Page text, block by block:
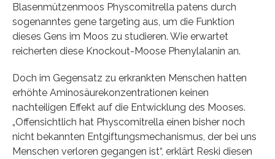
Blasenmützenmoos Physcomitrella patens durch
sogenanntes gene targeting aus, um die Funktion
dieses Gens im Moos zu studieren. Wie erwartet
reicherten diese Knockout-Moose Phenylalanin an.
Doch im Gegensatz zu erkrankten Menschen hatten
erhöhte Aminosäurekonzentrationen keinen
nachteiligen Effekt auf die Entwicklung des Mooses.
„Offensichtlich hat Physcomitrella einen bisher noch
nicht bekannten Entgiftungsmechanismus, der bei uns
Menschen verloren gegangen ist“, erklärt Reski diesen